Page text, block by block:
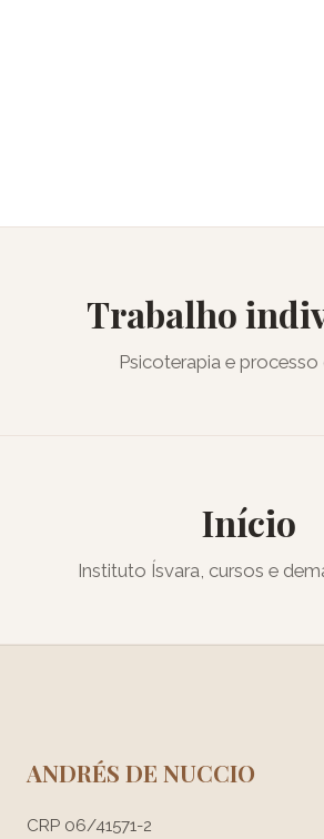
Trabalho
Psicoterapia e processo
Início
Instituto Ísvara, cursos e
ANDRÉS DE NUCCIO
CRP 06/41571-2